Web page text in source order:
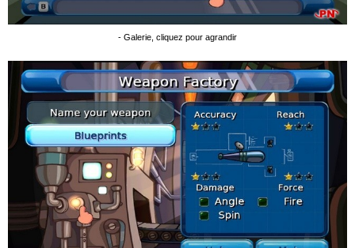
- Galerie, cliquez pour agrandir